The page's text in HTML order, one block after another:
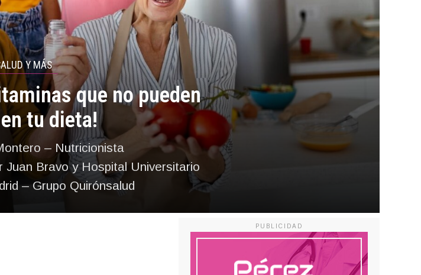
Y MÁS
que no pueden
tu dieta!
– Nutricionista
Juan Bravo y Hospital Universitario
– Grupo Quirónsalud
PUBLICIDAD